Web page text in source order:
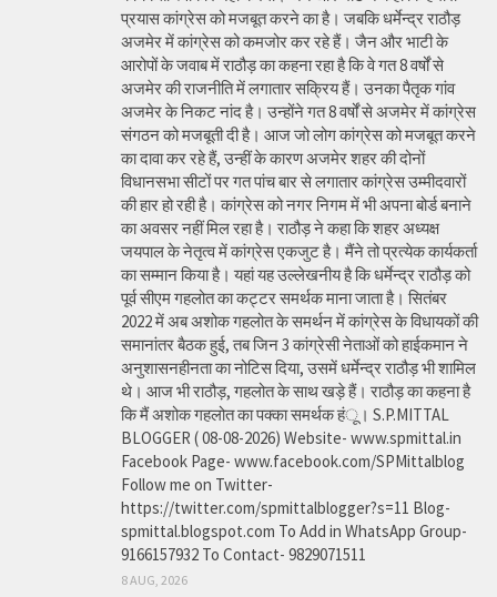
प्रयास कांग्रेस को मजबूत करने का है। जबकि धर्मेन्द्र राठौड़
अजमेर में कांग्रेस को कमजोर कर रहे हैं। जैन और भाटी के
आरोपों के जवाब में राठौड़ का कहना रहा है कि वे गत 8 वर्षों से
अजमेर की राजनीति में लगातार सक्रिय हैं। उनका पैतृक गांव
अजमेर के निकट नांद है। उन्होंने गत 8 वर्षों से अजमेर में कांग्रेस
संगठन को मजबूती दी है। आज जो लोग कांग्रेस को मजबूत करने
का दावा कर रहे हैं, उन्हीं के कारण अजमेर शहर की दोनों
विधानसभा सीटों पर गत पांच बार से लगातार कांग्रेस उम्मीदवारों
की हार हो रही है। कांग्रेस को नगर निगम में भी अपना बोर्ड बनाने
का अवसर नहीं मिल रहा है। राठौड़ ने कहा कि शहर अध्यक्ष
जयपाल के नेतृत्व में कांग्रेस एकजुट है। मैंने तो प्रत्येक कार्यकर्ता
का सम्मान किया है। यहां यह उल्लेखनीय है कि धर्मेन्द्र राठौड़ को
पूर्व सीएम गहलोत का कट्टर समर्थक माना जाता है। सितंबर
2022 में अब अशोक गहलोत के समर्थन में कांग्रेस के विधायकों की
समानांतर बैठक हुई, तब जिन 3 कांग्रेसी नेताओं को हाईकमान ने
अनुशासनहीनता का नोटिस दिया, उसमें धर्मेन्द्र राठौड़ भी शामिल
थे। आज भी राठौड़, गहलोत के साथ खड़े हैं। राठौड़ का कहना है
कि मैं अशोक गहलोत का पक्का समर्थक हंू। S.P.MITTAL
BLOGGER ( 08-08-2026) Website- www.spmittal.in
Facebook Page- www.facebook.com/SPMittalblog
Follow me on Twitter-
https://twitter.com/spmittalblogger?s=11 Blog-
spmittal.blogspot.com To Add in WhatsApp Group-
9166157932 To Contact- 9829071511
8 AUG, 2026